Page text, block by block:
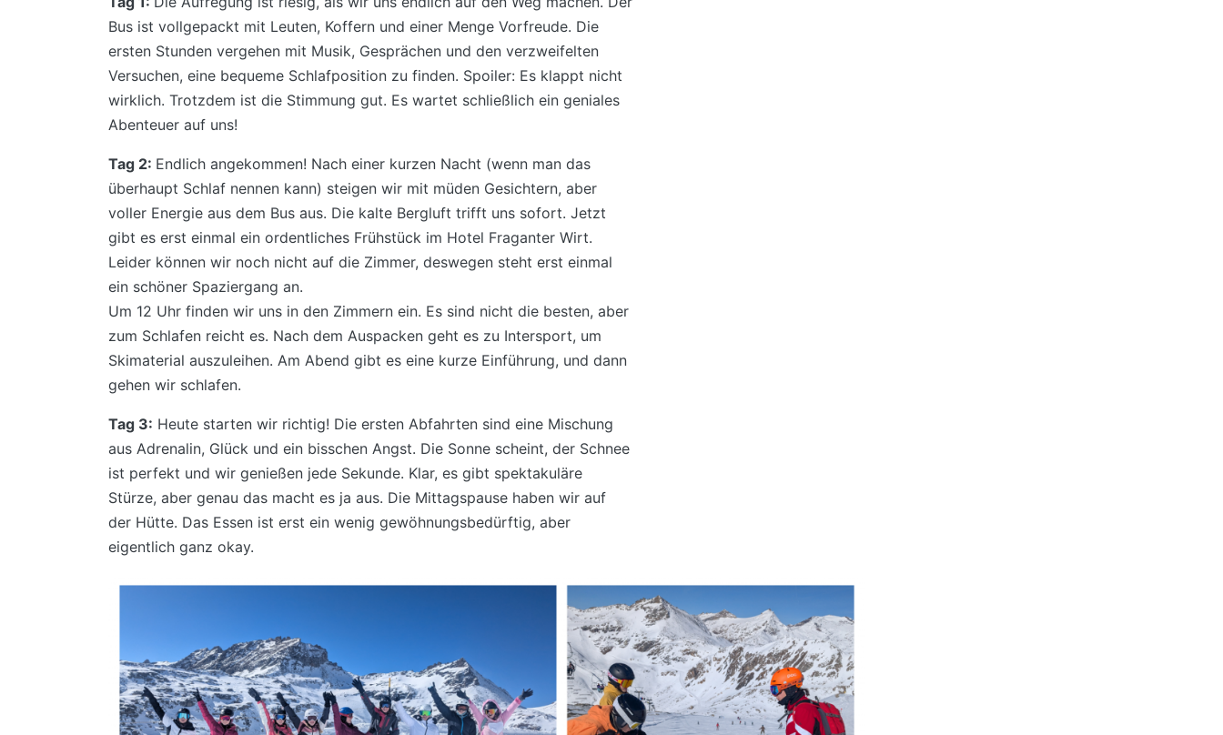
Bus ist vollgepackt mit Leuten, Koffern und einer Menge Vorfreude. Die
ersten Stunden vergehen mit Musik, Gesprächen und den verzweifelten
Versuchen, eine bequeme Schlafposition zu finden. Spoiler: Es klappt nicht
wirklich. Trotzdem ist die Stimmung gut. Es wartet schließlich ein geniales
Abenteuer auf uns!
Tag 2: Endlich angekommen! Nach einer kurzen Nacht (wenn man das
überhaupt Schlaf nennen kann) steigen wir mit müden Gesichtern, aber
voller Energie aus dem Bus aus. Die kalte Bergluft trifft uns sofort. Jetzt
gibt es erst einmal ein ordentliches Frühstück im Hotel Fraganter Wirt.
Leider können wir noch nicht auf die Zimmer, deswegen steht erst einmal
ein schöner Spaziergang an.
Um 12 Uhr finden wir uns in den Zimmern ein. Es sind nicht die besten, aber
zum Schlafen reicht es. Nach dem Auspacken geht es zu Intersport, um
Skimaterial auszuleihen. Am Abend gibt es eine kurze Einführung, und dann
gehen wir schlafen.
Tag 3: Heute starten wir richtig! Die ersten Abfahrten sind eine Mischung
aus Adrenalin, Glück und ein bisschen Angst. Die Sonne scheint, der Schnee
ist perfekt und wir genießen jede Sekunde. Klar, es gibt spektakuläre
Stürze, aber genau das macht es ja aus. Die Mittagspause haben wir auf
der Hütte. Das Essen ist erst ein wenig gewöhnungsbedürftig, aber
eigentlich ganz okay.